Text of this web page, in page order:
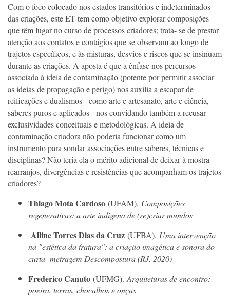
Com o foco colocado nos estados transitórios e indeterminados
das criações, este ET tem como objetivo explorar composições
que têm lugar no curso de processos criadores; trata- se de prestar
atenção aos contatos e contágios que se observam ao longo de
trajetos específicos, e às misturas, desvios e riscos que se insinuam
durante as criações. A aposta é que a ênfase nos percursos
associada à ideia de contaminação (potente por permitir associar
as ideias de propagação e perigo) nos auxilia a escapar de
reificações e dualismos - como arte e artesanato, arte e ciência,
saberes puros e aplicados - nos convidando também a recusar
exclusividades conceituais e metodológicas. A ideia de
contaminação criadora não poderia funcionar como um
instrumento para sondar associações entre saberes, técnicas e
disciplinas? Não teria ela o mérito adicional de deixar à mostra
rearranjos, divergências e resistências que acompanham os trajetos
criadores?
Thiago Mota Cardoso (UFAM). Composições
regenerativas: a arte indígena de (re)criar mundos
Alline Torres Dias da Cruz (UFBA). Uma intervenção
na "estética da fratura": a criação imagética e sonora do
curta- metragem Descompostura (RJ, 2020)
Frederico Canuto (UFMG). Arquiteturas de encontro:
poeira, terras, chocalhos e onças